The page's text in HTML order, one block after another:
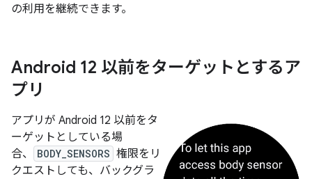
の利用を継続できます。
Android 12 以前をターゲットとするア
プリ
アプリが Android 12 以前をタ
ーゲットとしている場
合、
BODY_SENSORS 権限をリ
クエストしても、バックグラ